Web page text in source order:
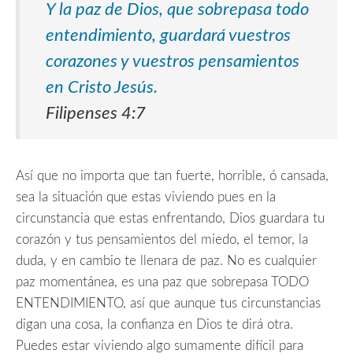
Y la paz de Dios, que sobrepasa todo
entendimiento, guardará vuestros
corazones y vuestros pensamientos
en Cristo Jesús.
Filipenses 4:7
Así que no importa que tan fuerte, horrible, ó cansada,
sea la situación que estas viviendo pues en la
circunstancia que estas enfrentando, Dios guardara tu
corazón y tus pensamientos del miedo, el temor, la
duda, y en cambio te llenara de paz. No es cualquier
paz momentánea, es una paz que sobrepasa TODO
ENTENDIMIENTO, así que aunque tus circunstancias
digan una cosa, la confianza en Dios te dirá otra.
Puedes estar viviendo algo sumamente difícil para